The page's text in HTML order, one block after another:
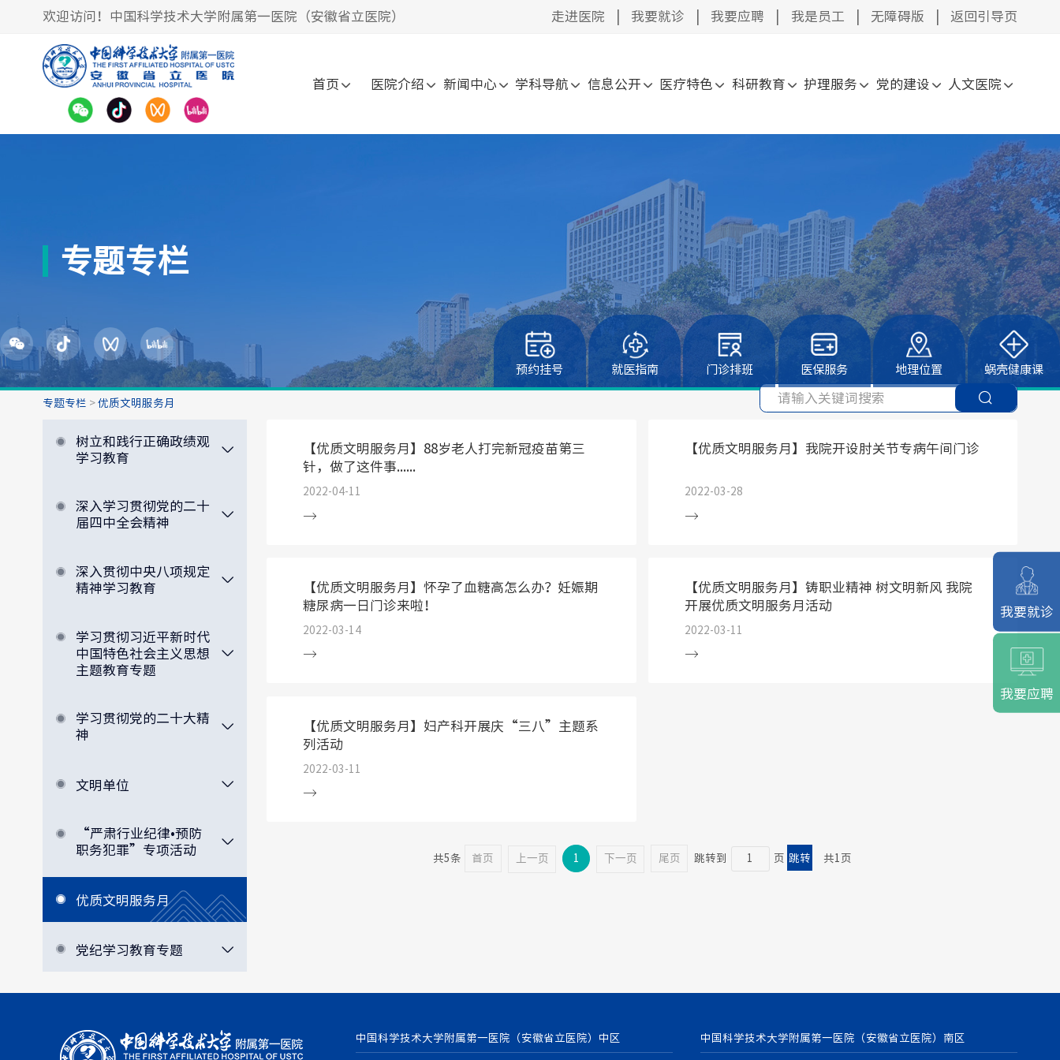
欢迎访问！中国科学技术大学附属第一医院（安徽省立医院） 走进医院 我要就诊 我要应聘 我是员工 无障碍版 返回引导页
首页 医院介绍 新闻中心 学科导航 信息公开 医疗特色 科研教育 护理服务 党的建设 人文医院
专题专栏
预约挂号 就医指南 门诊排班 医保服务 地理位置 蜗壳健康课
专题专栏 > 优质文明服务月
树立和践行正确政绩观
学习教育
深入学习贯彻党的二十
届四中全会精神
深入贯彻中央八项规定
精神学习教育
学习贯彻习近平新时代
中国特色社会主义思想
主题教育专题
学习贯彻党的二十大精
神
文明单位
“严肃行业纪律•预防
职务犯罪”专项活动
优质文明服务月
党纪学习教育专题
【优质文明服务月】88岁老人打完新冠疫苗第三
针，做了这件事......
2022-04-11
【优质文明服务月】我院开设肘关节专病午间门诊
2022-03-28
【优质文明服务月】怀孕了血糖高怎么办？妊娠期
糖尿病一日门诊来啦！
2022-03-14
【优质文明服务月】铸职业精神 树文明新风 我院
开展优质文明服务月活动
2022-03-11
【优质文明服务月】妇产科开展庆“三八”主题系
列活动
2022-03-11
共5条 首页 上一页 1 下一页 尾页 跳转到 页 共1页
中国科学技术大学附属第一医院（安徽省立医院）中区 中国科学技术大学附属第一医院（安徽省立医院）南区
我要就诊
我要应聘